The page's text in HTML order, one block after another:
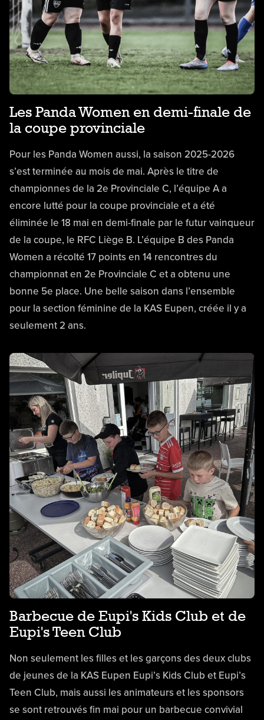
Les Panda Women en demi-finale de
la coupe provinciale
Pour les Panda Women aussi, la saison 2025-2026
s’est terminée au mois de mai. Après le titre de
championnes de la 2e Provinciale C, l’équipe A a
encore lutté pour la coupe provinciale et a été
éliminée le 18 mai en demi-finale par le futur vainqueur
de la coupe, le RFC Liège B. L’équipe B des Panda
Women a récolté 17 points en 14 rencontres du
championnat en 2e Provinciale C et a obtenu une
bonne 5e place. Une belle saison dans l’ensemble
pour la section féminine de la KAS Eupen, créée il y a
seulement 2 ans.
Barbecue de Eupi's Kids Club et de
Eupi's Teen Club
Non seulement les filles et les garçons des deux clubs
de jeunes de la KAS Eupen Eupi’s Kids Club et Eupi’s
Teen Club, mais aussi les animateurs et les sponsors
se sont retrouvés fin mai pour un barbecue convivial